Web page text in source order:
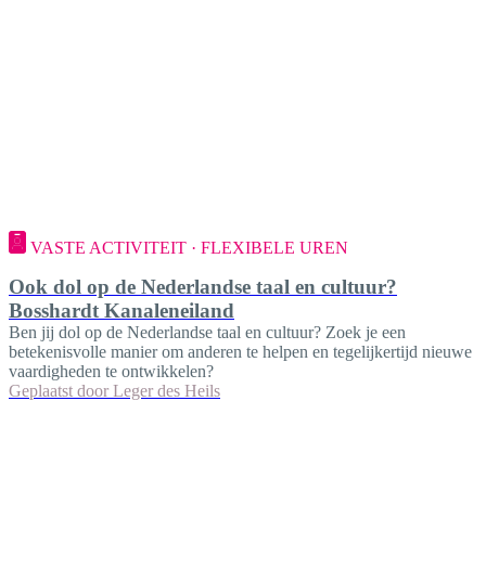
VASTE ACTIVITEIT · FLEXIBELE UREN
Ook dol op de Nederlandse taal en cultuur?
Bosshardt Kanaleneiland
Ben jij dol op de Nederlandse taal en cultuur? Zoek je een
betekenisvolle manier om anderen te helpen en tegelijkertijd nieuwe
vaardigheden te ontwikkelen?
Geplaatst door Leger des Heils